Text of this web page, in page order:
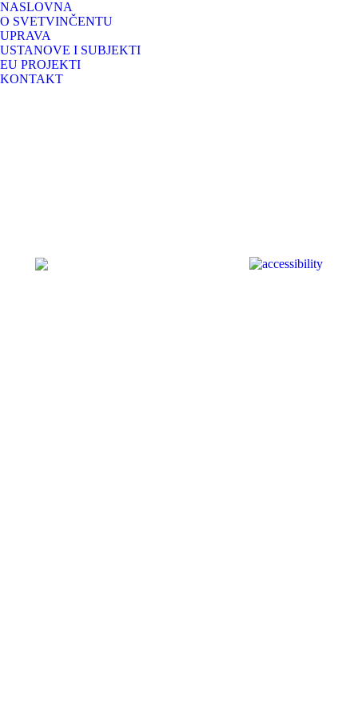
NASLOVNA
O SVETVINČENTU
UPRAVA
USTANOVE I SUBJEKTI
EU PROJEKTI
KONTAKT